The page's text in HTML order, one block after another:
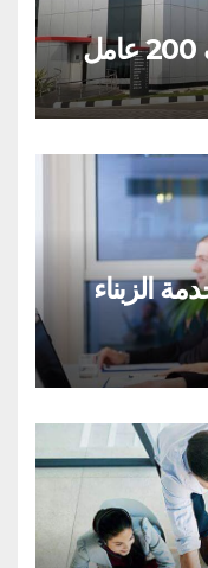
Corporation – توظيف 200 عامل
الزبناء